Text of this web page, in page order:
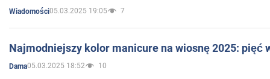
Wiadomości05.03.2025 19:05 7
Najmodniejszy kolor manicure na wiosnę 2025: pięć
Dama05.03.2025 18:52 10